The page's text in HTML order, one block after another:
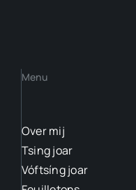
Menu
Over mij
Tsing joar
Vóftsíng joar